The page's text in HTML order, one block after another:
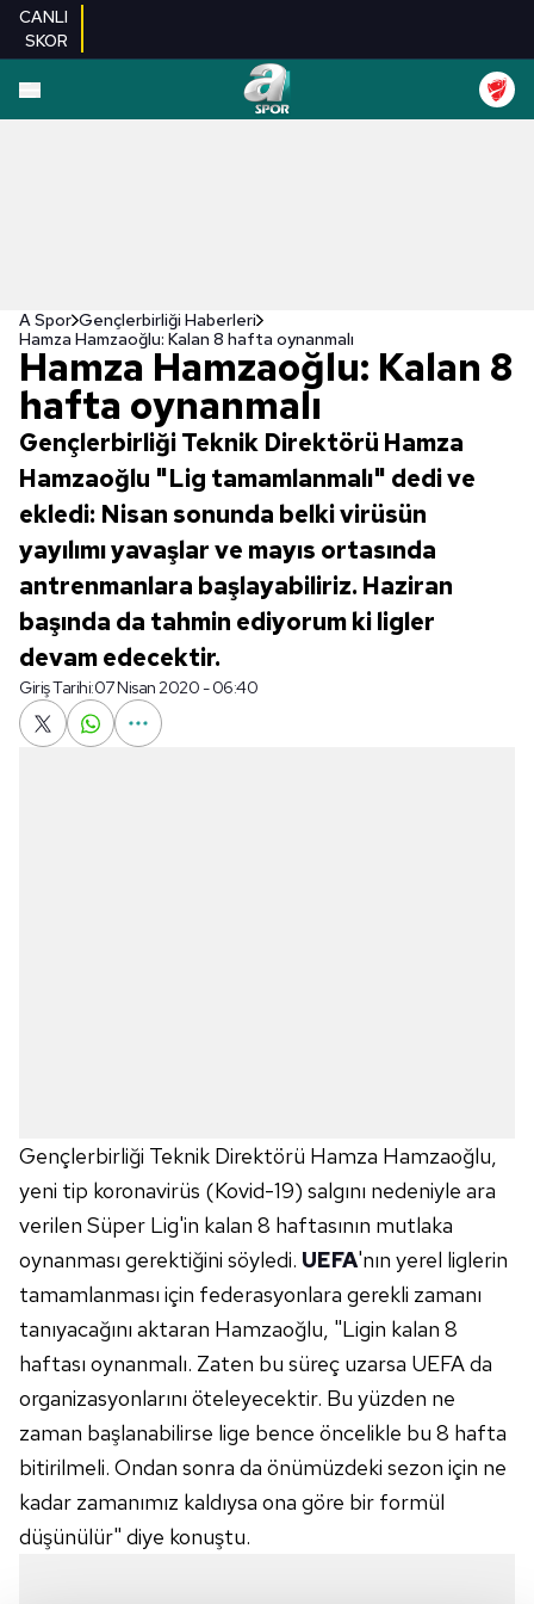
CANLI
SKOR
A Spor Gençlerbirliği Haberleri
Hamza Hamzaoğlu: Kalan 8 hafta oynanmalı
Hamza Hamzaoğlu: Kalan 8
hafta oynanmalı
Gençlerbirliği Teknik Direktörü Hamza
Hamzaoğlu "Lig tamamlanmalı" dedi ve
ekledi: Nisan sonunda belki virüsün
yayılımı yavaşlar ve mayıs ortasında
antrenmanlara başlayabiliriz. Haziran
başında da tahmin ediyorum ki ligler
devam edecektir.
Giriş Tarihi:07 Nisan 2020 - 06:40
Gençlerbirliği Teknik Direktörü Hamza Hamzaoğlu,
yeni tip koronavirüs (Kovid-19) salgını nedeniyle ara
verilen Süper Lig'in kalan 8 haftasının mutlaka
oynanması gerektiğini söyledi. UEFA'nın yerel liglerin
tamamlanması için federasyonlara gerekli zamanı
tanıyacağını aktaran Hamzaoğlu, "Ligin kalan 8
haftası oynanmalı. Zaten bu süreç uzarsa UEFA da
organizasyonlarını öteleyecektir. Bu yüzden ne
zaman başlanabilirse lige bence öncelikle bu 8 hafta
bitirilmeli. Ondan sonra da önümüzdeki sezon için ne
kadar zamanımız kaldıysa ona göre bir formül
düşünülür" diye konuştu.